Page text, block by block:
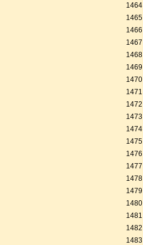
1464
1465
1466
1467
1468
1469
1470
1471
1472
1473
1474
1475
1476
1477
1478
1479
1480
1481
1482
1483